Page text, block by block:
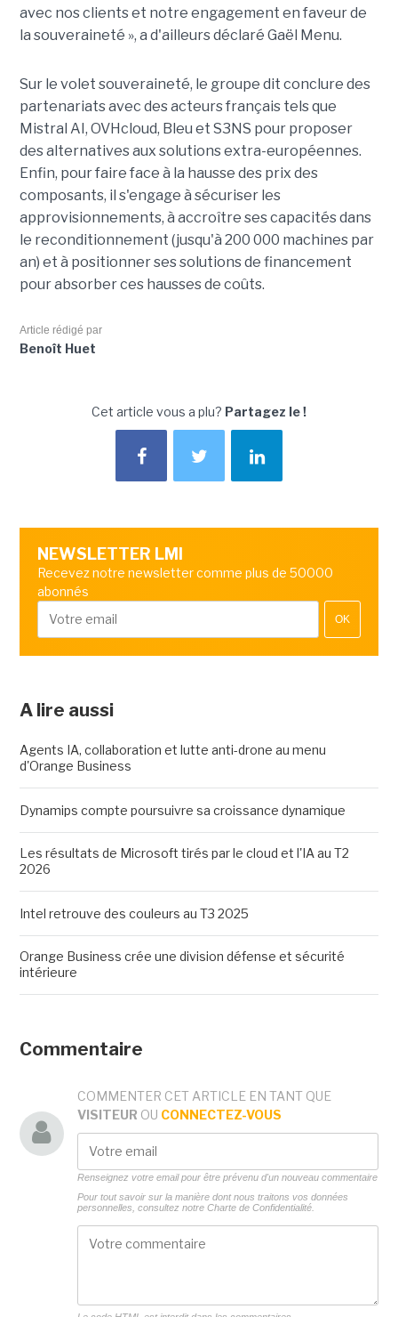
avec nos clients et notre engagement en faveur de
la souveraineté », a d'ailleurs déclaré Gaël Menu.
Sur le volet souveraineté, le groupe dit conclure des
partenariats avec des acteurs français tels que
Mistral AI, OVHcloud, Bleu et S3NS pour proposer
des alternatives aux solutions extra-européennes.
Enfin, pour faire face à la hausse des prix des
composants, il s'engage à sécuriser les
approvisionnements, à accroître ses capacités dans
le reconditionnement (jusqu'à 200 000 machines par
an) et à positionner ses solutions de financement
pour absorber ces hausses de coûts.
Article rédigé par
Benoît Huet
Cet article vous a plu? Partagez le !
NEWSLETTER LMI
Recevez notre newsletter comme plus de 50000
abonnés
OK
A lire aussi
Agents IA, collaboration et lutte anti-drone au menu
d'Orange Business
Dynamips compte poursuivre sa croissance dynamique
Les résultats de Microsoft tirés par le cloud et l'IA au T2
2026
Intel retrouve des couleurs au T3 2025
Orange Business crée une division défense et sécurité
intérieure
Commentaire
COMMENTER CET ARTICLE EN TANT QUE
VISITEUR OU CONNECTEZ-VOUS
Renseignez votre email pour être prévenu d'un nouveau commentaire
Pour tout savoir sur la manière dont nous traitons vos données
personnelles, consultez notre Charte de Confidentialité.